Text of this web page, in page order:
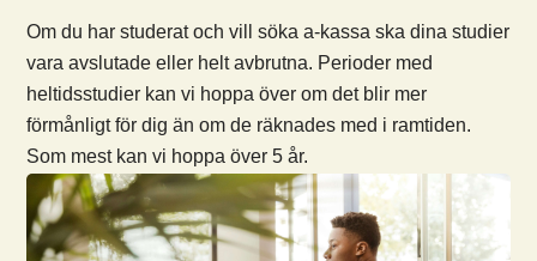
Om du har studerat och vill söka a-kassa ska dina studier
vara avslutade eller helt avbrutna. Perioder med
heltidsstudier kan vi hoppa över om det blir mer
förmånligt för dig än om de räknades med i ramtiden.
Som mest kan vi hoppa över 5 år.